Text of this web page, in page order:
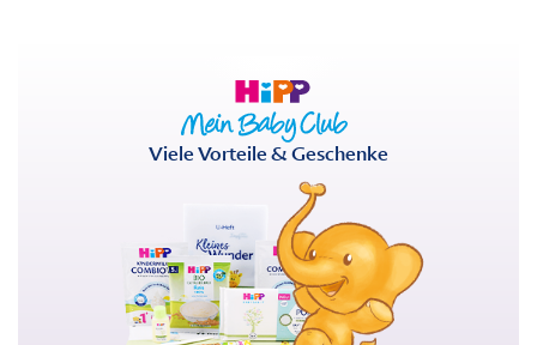
Viele Vorteile & Geschenke